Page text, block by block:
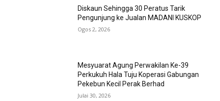
Diskaun Sehingga 30 Peratus Tarik
Pengunjung ke Jualan MADANI KUSKOP
Ogos 2, 2026
Mesyuarat Agung Perwakilan Ke-39
Perkukuh Hala Tuju Koperasi Gabungan
Pekebun Kecil Perak Berhad
Julai 30, 2026